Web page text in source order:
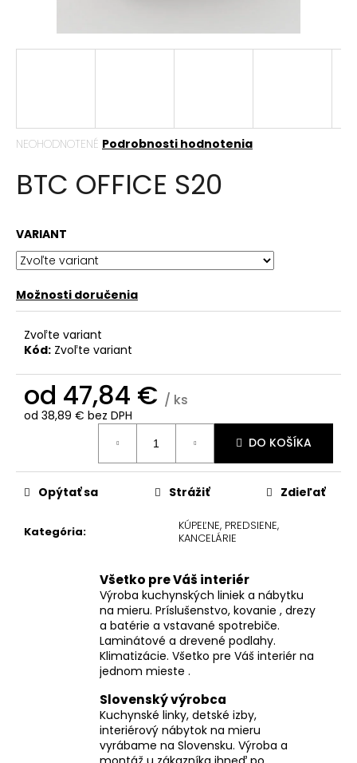
Priemerné
produktu
je
5
hviezdičiek.
NEOHODNOTENÉ Podrobnosti hodnotenia
BTC OFFICE S20
VARIANT
Možnosti doručenia
Zvoľte variant
Kód: Zvoľte variant
od 47,84 € / ks
od 38,89 € bez DPH
DO KOŠÍKA
Kategória:
KÚPEĽNE, PREDSIENE,
KANCELÁRIE
Opýtať sa Strážiť Zdieľať
Všetko pre Váš interiér
Výroba kuchynských liniek a nábytku
na mieru. Príslušenstvo, kovanie , drezy
a batérie a vstavané spotrebiče.
Laminátové a drevené podlahy.
Klimatizácie. Všetko pre Váš interiér na
jednom mieste .
Slovenský výrobca
Kuchynské linky, detské izby,
interiérový nábytok na mieru
vyrábame na Slovensku. Výroba a
HĽADAŤ
O
d
p
o
ú
č
a
m
e